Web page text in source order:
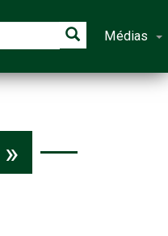
Médias
»